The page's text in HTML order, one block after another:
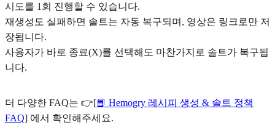
시도를 1회 진행할 수 있습니다.
재생성도 실패하면 솔트는 자동 복구되며, 영상은 링크로만 저
장됩니다.
사용자가 바로 종료(X)를 선택해도 마찬가지로 솔트가 복구됩
니다.
더 다양한 FAQ는 👉[📘 Hemogry 레시피 생성 & 솔트 정책
FAQ] 에서 확인해주세요.